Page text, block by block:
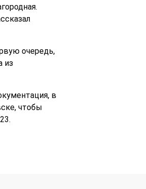
очередь,
из
в
чтобы